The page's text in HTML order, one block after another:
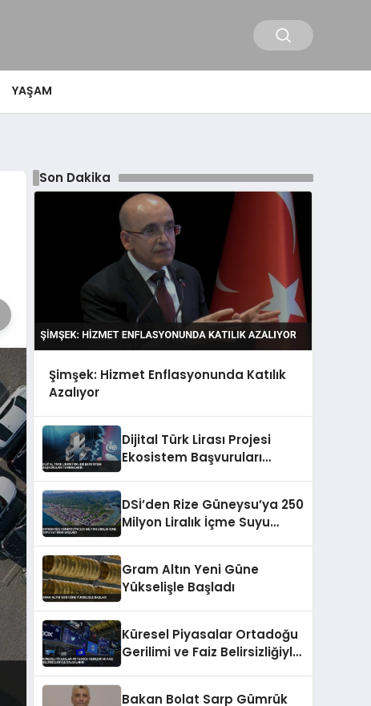
YAŞAM
Son Dakika
Şimşek: Hizmet Enflasyonunda Katılık
Azalıyor
Dijital Türk Lirası Projesi
Ekosistem Başvuruları
DSİ’den Rize Güneysu’ya 250
Milyon Liralık İçme Suyu
Gram Altın Yeni Güne
Yükselişle Başladı
Küresel Piyasalar Ortadoğu
Gerilimi ve Faiz Belirsizliğiyle
Bakan Bolat Sarp Gümrük